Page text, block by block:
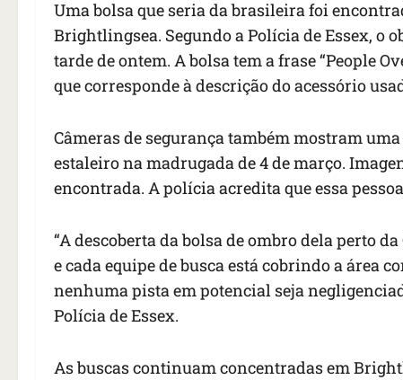
Uma bolsa que seria da brasileira foi
Brightlingsea. Segundo a Polícia de Essex, o
tarde de ontem. A bolsa tem a frase “People
que corresponde à descrição do acessório
Câmeras de segurança também mostram
estaleiro na madrugada de 4 de março.
encontrada. A polícia acredita que essa
“A descoberta da bolsa de ombro dela perto
e cada equipe de busca está cobrindo a área
nenhuma pista em potencial seja
Polícia de Essex.
As buscas continuam concentradas em